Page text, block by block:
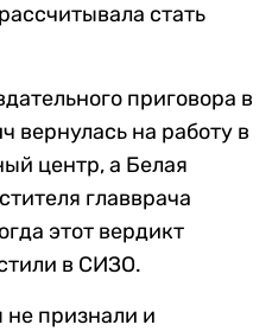
стать
приговора в
вернулась на работу в
центр, а Белая
главврача
этот вердикт
в СИЗО.
признали и